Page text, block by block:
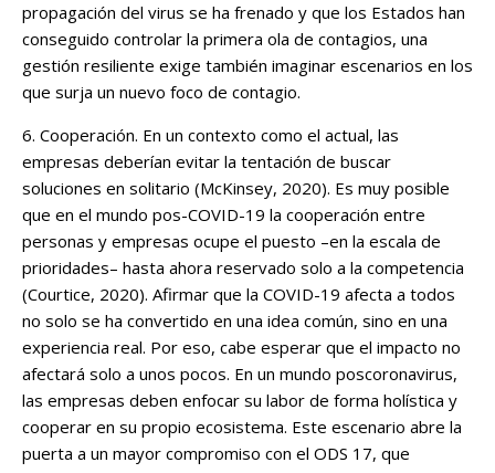
propagación del virus se ha frenado y que los Estados han
conseguido controlar la primera ola de contagios, una
gestión resiliente exige también imaginar escenarios en los
que surja un nuevo foco de contagio.
6. Cooperación. En un contexto como el actual, las
empresas deberían evitar la tentación de buscar
soluciones en solitario (McKinsey, 2020). Es muy posible
que en el mundo pos-COVID-19 la cooperación entre
personas y empresas ocupe el puesto –en la escala de
prioridades– hasta ahora reservado solo a la competencia
(Courtice, 2020). Afirmar que la COVID-19 afecta a todos
no solo se ha convertido en una idea común, sino en una
experiencia real. Por eso, cabe esperar que el impacto no
afectará solo a unos pocos. En un mundo poscoronavirus,
las empresas deben enfocar su labor de forma holística y
cooperar en su propio ecosistema. Este escenario abre la
puerta a un mayor compromiso con el ODS 17, que